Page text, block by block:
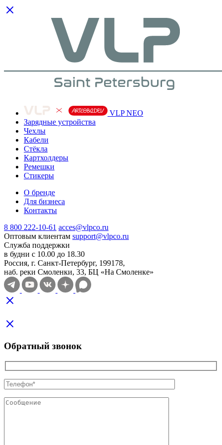
VLP NEO
Зарядные устройства
Чехлы
Кабели
Cтёкла
Картхолдеры
Ремешки
Стикеры
О бренде
Для бизнеса
Контакты
8 800 222-10-61 acces@vlpco.ru
Оптовым клиентам support@vlpco.ru
Служба поддержки
в будни с 10.00 до 18.30
Россия, г. Санкт-Петербург, 199178,
наб. реки Смоленки, 33, БЦ «На Смоленке»
Обратный звонок